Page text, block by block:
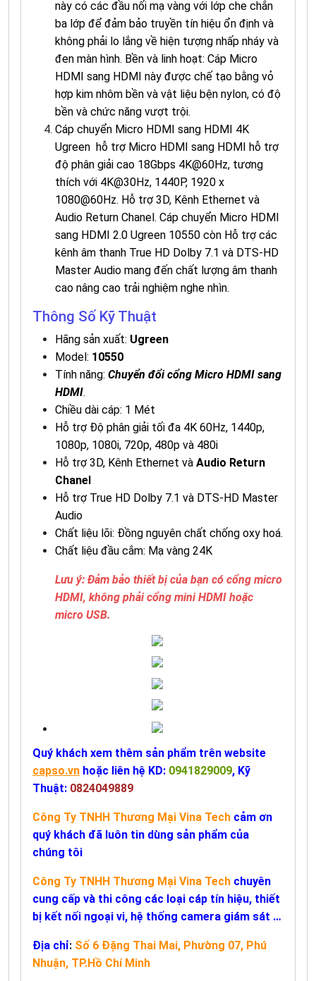
này có các đầu nối mạ vàng với lớp che chắn
ba lớp để đảm bảo truyền tín hiệu ổn định và
không phải lo lắng về hiện tượng nhấp nháy và
đen màn hình. Bền và linh hoạt: Cáp Micro
HDMI sang HDMI này được chế tạo bằng vỏ
hợp kim nhôm bền và vật liệu bện nylon, có độ
bền và chức năng vượt trội.
Cáp chuyển Micro HDMI sang HDMI 4K
Ugreen hỗ trợ Micro HDMI sang HDMI hỗ trợ
độ phân giải cao 18Gbps 4K@60Hz, tương
thích với 4K@30Hz, 1440P, 1920 x
1080@60Hz. Hỗ trợ 3D, Kênh Ethernet và
Audio Return Chanel. Cáp chuyển Micro HDMI
sang HDMI 2.0 Ugreen 10550 còn Hỗ trợ các
kênh âm thanh True HD Dolby 7.1 và DTS-HD
Master Audio mang đến chất lượng âm thanh
cao nâng cao trải nghiệm nghe nhìn.
Thông Số Kỹ Thuật
Hãng sản xuất: Ugreen
Model: 10550
Tính năng: Chuyển đổi cổng Micro HDMI sang
HDMI.
Chiều dài cáp: 1 Mét
Hỗ trợ Độ phân giải tối đa 4K 60Hz, 1440p,
1080p, 1080i, 720p, 480p và 480i
Hỗ trợ 3D, Kênh Ethernet và Audio Return
Chanel
Hỗ trợ True HD Dolby 7.1 và DTS-HD Master
Audio
Chất liệu lõi: Đồng nguyên chất chống oxy hoá.
Chất liệu đầu cắm: Mạ vàng 24K
Lưu ý: Đảm bảo thiết bị của bạn có cổng micro
HDMI, không phải cổng mini HDMI hoặc
micro USB.
Quý khách xem thêm sản phẩm trên website
capso.vn hoặc liên hệ KD: 0941829009, Kỹ
Thuật: 0824049889
Công Ty TNHH Thương Mại Vina Tech cảm ơn
quý khách đã luôn tin dùng sản phẩm của
chúng tôi
Công Ty TNHH Thương Mại Vina Tech chuyên
cung cấp và thi công các loại cáp tín hiệu, thiết
bị kết nối ngoại vi, hệ thống camera giám sát …
Địa chỉ: Số 6 Đặng Thai Mai, Phường 07, Phú
Nhuận, TP.Hồ Chí Minh